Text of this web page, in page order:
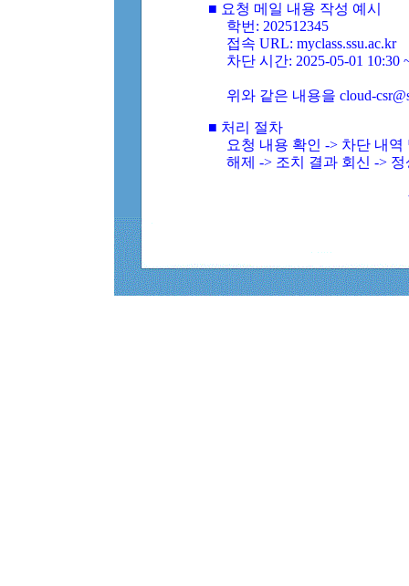
■ 요청 메일 내용 작성 예시
학번: 202512345
접속 URL: myclass.ssu.ac.kr
차단 시간: 2025-05-01 10:30
위와 같은 내용을 cloud-
■ 처리 절차
요청 내용 확인 -> 차단 내
해제 -> 조치 결과 회신 ->